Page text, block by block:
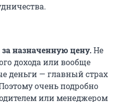
назначенную цену.Не
дохода или вообще
деньги — главный страх
очень подробно
или менеджером